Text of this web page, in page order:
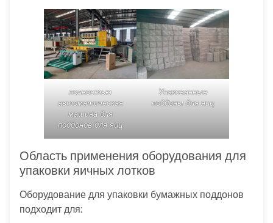
полностью
автоматическая
машина для
поддонов для яиц
Упакованные
поддоны для яиц
Область применения оборудования для
упаковки яичных лотков
Оборудование для упаковки бумажных поддонов
подходит для: